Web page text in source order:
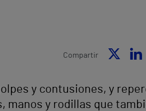
Compartir
y contusiones, y
manos y rodillas que